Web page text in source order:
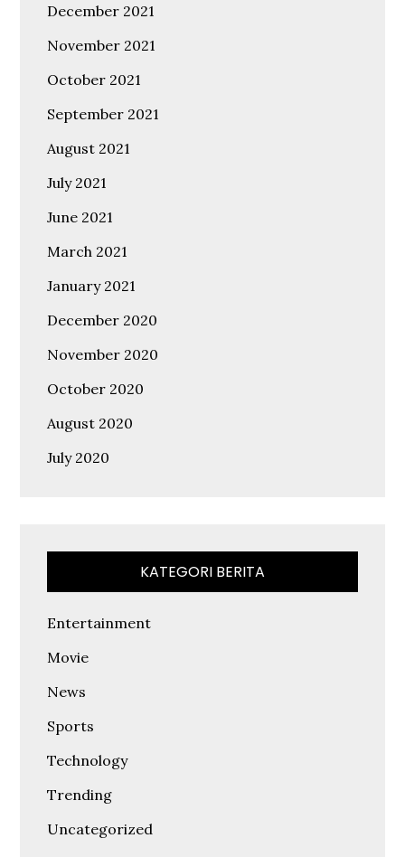
December 2021
November 2021
October 2021
September 2021
August 2021
July 2021
June 2021
March 2021
January 2021
December 2020
November 2020
October 2020
August 2020
July 2020
KATEGORI BERITA
Entertainment
Movie
News
Sports
Technology
Trending
Uncategorized